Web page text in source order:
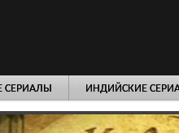
СЕРИАЛЫ ИНДИЙСКИЕ